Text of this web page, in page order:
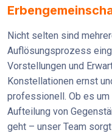
Nicht selten sind
Auflösungsprozess
Vorstellungen und
Konstellationen ernst
professionell. Ob es um
Aufteilung von
geht – unser Team